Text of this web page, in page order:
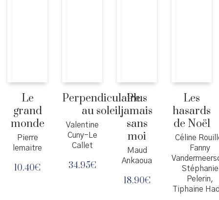
Le
grand
monde
Pierre
lemaitre
10.40€
Perpendiculaire
au soleil
Valentine
Cuny-Le
Callet
34.95€
Plus
jamais
sans
moi
Maud
Ankaoua
18.90€
Les
hasards
de Noël
Céline
Fanny
Stéphanie
Pelerin,
Tiphaine